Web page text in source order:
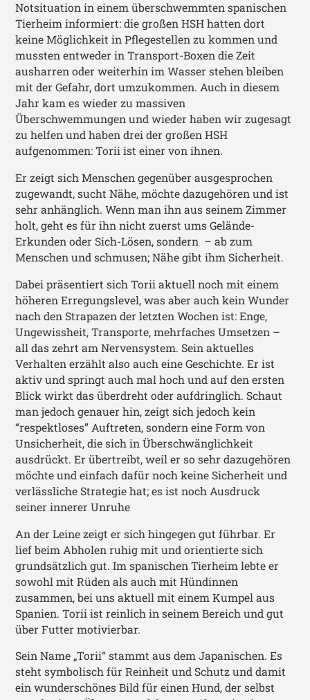
Notsituation in einem überschwemmten spanischen
Tierheim informiert: die großen HSH hatten dort
keine Möglichkeit in Pflegestellen zu kommen und
mussten entweder in Transport-Boxen die Zeit
ausharren oder weiterhin im Wasser stehen bleiben
mit der Gefahr, dort umzukommen. Auch in diesem
Jahr kam es wieder zu massiven
Überschwemmungen und wieder haben wir zugesagt
zu helfen und haben drei der großen HSH
aufgenommen: Torii ist einer von ihnen.
Er zeigt sich Menschen gegenüber ausgesprochen
zugewandt, sucht Nähe, möchte dazugehören und ist
sehr anhänglich. Wenn man ihn aus seinem Zimmer
holt, geht es für ihn nicht zuerst ums Gelände-
Erkunden oder Sich-Lösen, sondern – ab zum
Menschen und schmusen; Nähe gibt ihm Sicherheit.
Dabei präsentiert sich Torii aktuell noch mit einem
höheren Erregungslevel, was aber auch kein Wunder
nach den Strapazen der letzten Wochen ist: Enge,
Ungewissheit, Transporte, mehrfaches Umsetzen –
all das zehrt am Nervensystem. Sein aktuelles
Verhalten erzählt also auch eine Geschichte. Er ist
aktiv und springt auch mal hoch und auf den ersten
Blick wirkt das überdreht oder aufdringlich. Schaut
man jedoch genauer hin, zeigt sich jedoch kein
“respektloses” Auftreten, sondern eine Form von
Unsicherheit, die sich in Überschwänglichkeit
ausdrückt. Er übertreibt, weil er so sehr dazugehören
möchte und einfach dafür noch keine Sicherheit und
verlässliche Strategie hat; es ist noch Ausdruck
seiner innerer Unruhe
An der Leine zeigt er sich hingegen gut führbar. Er
lief beim Abholen ruhig mit und orientierte sich
grundsätzlich gut. Im spanischen Tierheim lebte er
sowohl mit Rüden als auch mit Hündinnen
zusammen, bei uns aktuell mit einem Kumpel aus
Spanien. Torii ist reinlich in seinem Bereich und gut
über Futter motivierbar.
Sein Name „Torii“ stammt aus dem Japanischen. Es
steht symbolisch für Reinheit und Schutz und damit
ein wunderschönes Bild für einen Hund, der selbst